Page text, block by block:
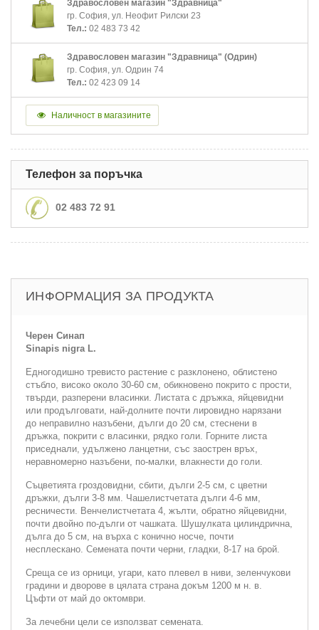
Здравословен магазин "Здравница"
гр. София, ул. Неофит Рилски 23
Тел.: 02 483 73 42
Здравословен магазин "Здравница" (Одрин)
гр. София, ул. Одрин 74
Тел.: 02 423 09 14
Наличност в магазините
Телефон за поръчка
02 483 72 91
ИНФОРМАЦИЯ ЗА ПРОДУКТА
Черен Синап
Sinapis nigra L.
Едногодишно тревисто растение с разклонено, облистено
стъбло, висо­ко около 30-60 см, обикновено покрито с прости,
твърди, разперени вла­синки. Листата с дръжка, яйцевидни
или продълговати, най-долните почти лировидно нарязани
до неправилно назъбени, дълги до 20 см, стеснени в
дръжка, покрити с власинки, рядко голи. Горните листа
приседнали, удъл­жено ланцетни, със заострен връх,
неравномерно назъбени, по-малки, влак­нести до голи.
Съцветията гроздовидни, сбити, дълги 2-5 см, с цветни
дръжки, дълги 3-8 мм. Чашелистчетата дълги 4-6 мм,
ресничести. Венче­листчетата 4, жълти, обратно яйцевидни,
почти двойно по-дълги от чашка­та. Шушулката цилиндрична,
дълга до 5 см, на върха с конично носче, поч­ти
несплескано. Семената почти черни, гладки, 8-17 на брой.
Среща се из орници, угари, като плевел в ниви, зеленчукови
градини и дворове в цялата страна докъм 1200 м н. в.
Цъфти от май до октомври.
За лечебни цели се използват семената.